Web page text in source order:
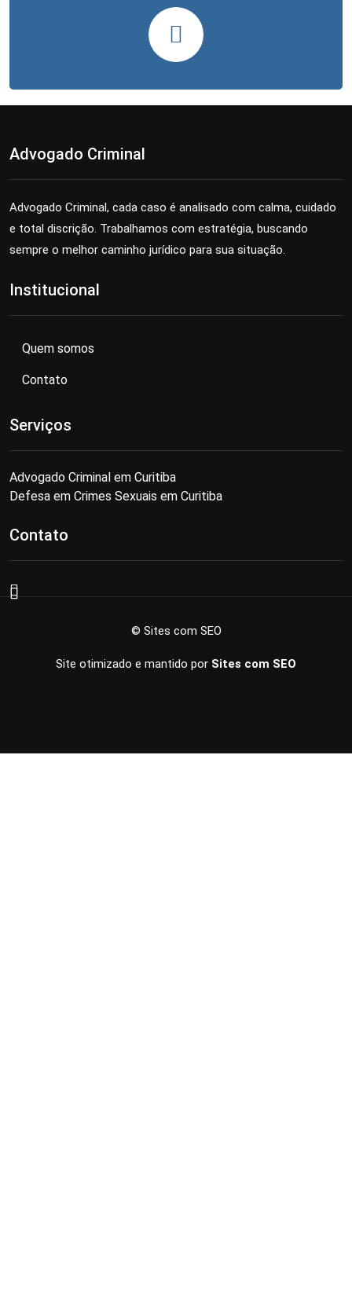
Advogado Criminal
Advogado Criminal, cada caso é analisado com calma, cuidado
e total discrição. Trabalhamos com estratégia, buscando
sempre o melhor caminho jurídico para sua situação.
Institucional
Quem somos
Contato
Serviços
Advogado Criminal em Curitiba
Defesa em Crimes Sexuais em Curitiba
Contato
© Sites com SEO
Site otimizado e mantido por Sites com SEO